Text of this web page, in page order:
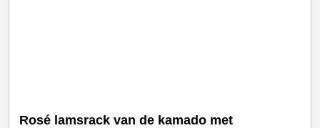
Rosé lamsrack van de kamado met